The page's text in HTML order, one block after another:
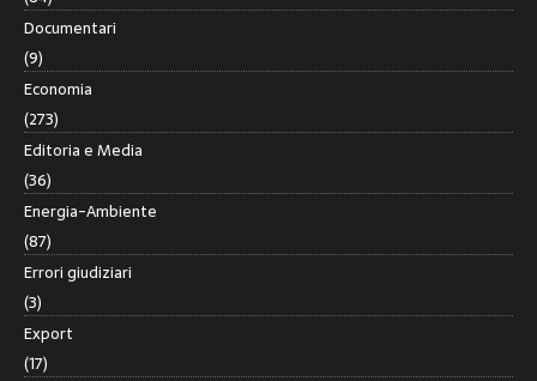
Documentari
(9)
Economia
(273)
Editoria e Media
(36)
Energia-Ambiente
(87)
Errori giudiziari
(3)
Export
(17)